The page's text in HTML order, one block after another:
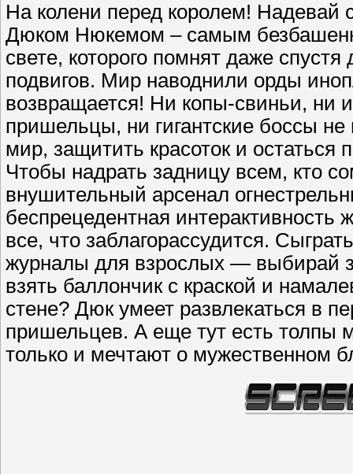
На колени перед королем! Надевай
Дюком Нюкемом – самым
свете, которого помнят даже
подвигов. Мир наводнили орды
возвращается! Ни копы-свиньи, ни
пришельцы, ни гигантские боссы
мир, защитить красоток и
Чтобы надрать задницу всем, кто
внушительный арсенал
беспрецедентная
все, что заблагорассудится.
журналы для взрослых — выбирай
взять баллончик с краской и
стене? Дюк умеет развлекаться в
пришельцев. А еще тут есть толпы
только и мечтают о мужественном